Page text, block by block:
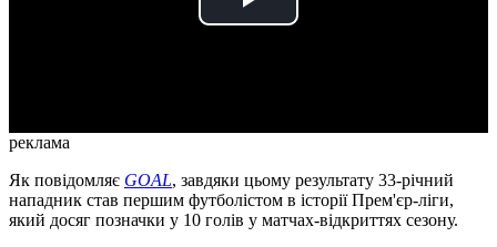
Play
реклама
Як повідомляє GOAL, завдяки цьому результату 33-річний
нападник став першим футболістом в історії Прем'єр-ліги,
який досяг позначки у 10 голів у матчах-відкриттях сезону.